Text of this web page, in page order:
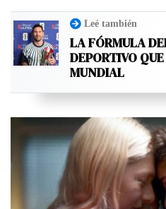
Leé también
LA FÓRMULA
DEPORTIVO
MUNDIAL